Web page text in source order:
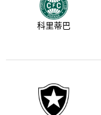
科里蒂巴